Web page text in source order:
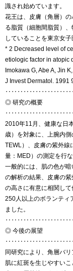
識され始めています。
花王は、皮膚（角層）
る脂質（細胞間脂質）
していることを東京女
* 2 Decreased level of
etiologic factor in atopic
Imokawa G, Abe A, Jin
J Invest Dermatol. 1991
◎ 研究の概要
2010年11月、健康な日
歳）を対象に、上腕内
TEWL）、皮膚の紫外線
量：MED）の測定を行な
一般的には、肌の色が
の解析の結果、皮膚の
の高さに有意に相関し
250人以上のボランティ
ました。
◎ 今後の展望
同研究により、角層バ
肌に紅斑を生じやすい